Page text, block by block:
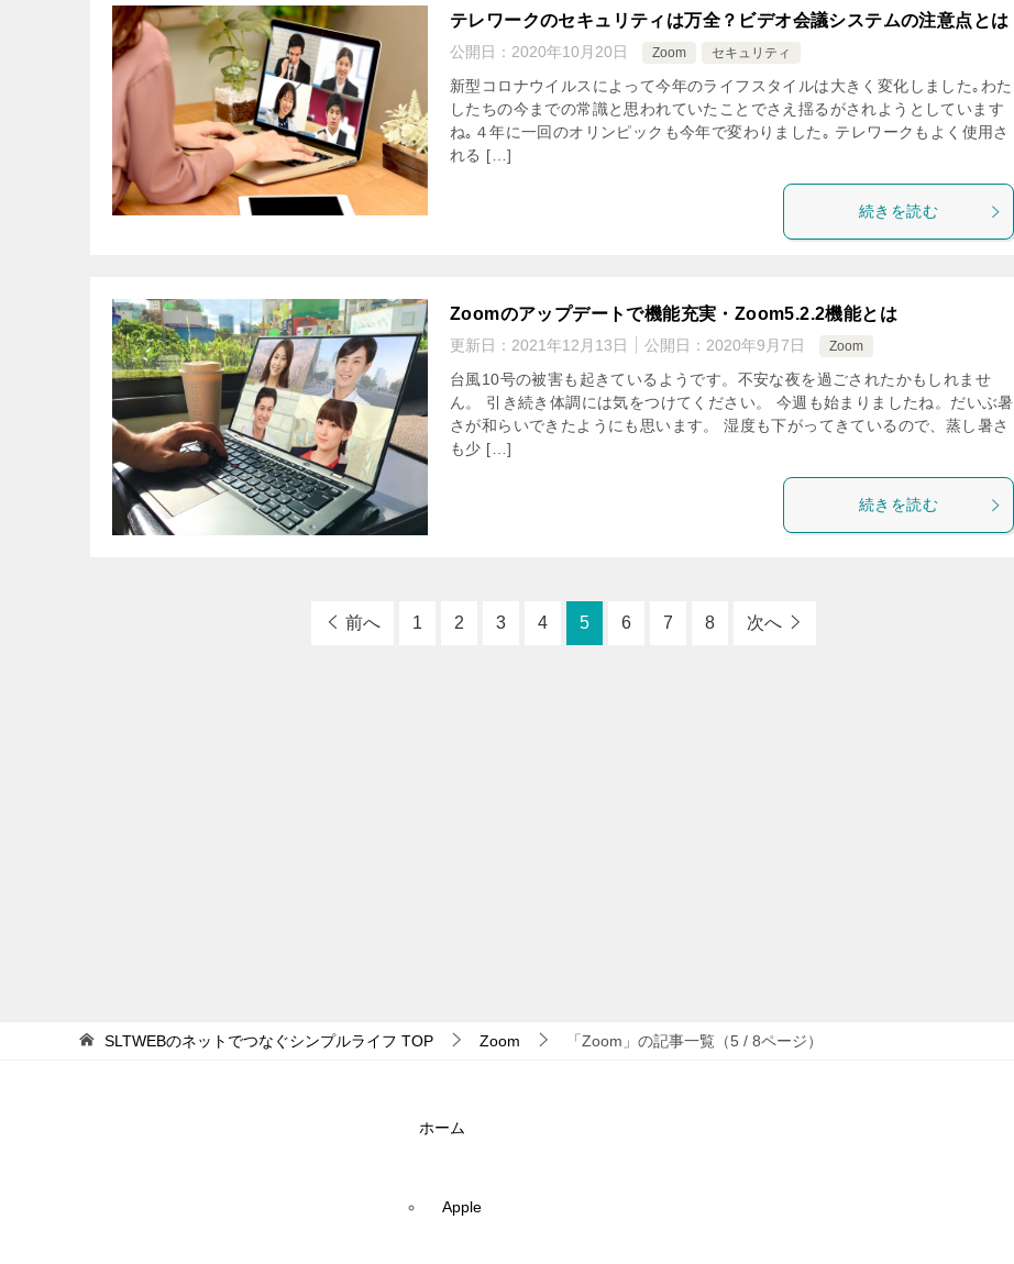
テレワークのセキュリティは万全？ビデオ会議システムの注意点とは
公開日： 2020年10月20日 Zoom セキュリティ
新型コロナウイルスによって今年のライフスタイルは大きく変化しました｡わた
したちの今までの常識と思われていたことでさえ揺るがされようとしています
ね｡４年に一回のオリンピックも今年で変わりました｡ テレワークもよく使用さ
れる […]
続きを読む
Zoomのアップデートで機能充実・Zoom5.2.2機能とは
更新日： 2021年12月13日 公開日： 2020年9月7日 Zoom
台風10号の被害も起きているようです。不安な夜を過ごされたかもしれませ
ん。 引き続き体調には気をつけてください。 今週も始まりましたね。だいぶ暑
さが和らいできたようにも思います。 湿度も下がってきているので、蒸し暑さ
も少 […]
続きを読む
前へ 1 2 3 4 5 6 7 8 次へ
SLTWEBのネットでつなぐシンプルライフ TOP Zoom 「Zoom」の記事一覧（5 / 8ページ）
ホーム
Apple